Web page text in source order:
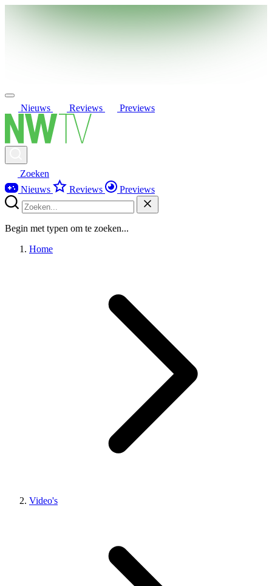
Nieuws Reviews Previews
Zoeken
Nieuws
Reviews Previews
Begin met typen om te zoeken...
Home
Video's